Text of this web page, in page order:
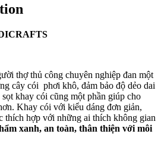
thợ thủ công chuyên nghiệp đan một
cây cói phơi khô, đảm bảo độ dẻo dai
sọt khay cói cũng một phần giúp cho
Khay cói với kiểu dáng đơn giản,
thích hợp với những ai thích không gian
xanh, an toàn, thân thiện với môi